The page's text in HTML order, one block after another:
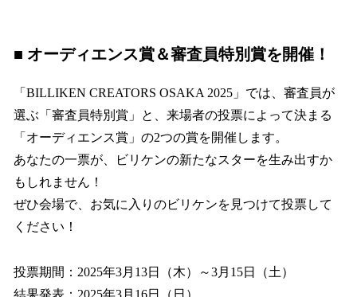
■ オーディエンス賞＆審査員特別賞を開催！
「BILLIKEN CREATORS OSAKA 2025」では、審査員が
選ぶ「審査員特別賞」と、来場者の投票によって決まる
「オーディエンス賞」の2つの賞を開催します。
あなたの一票が、ビリケンの新たなスターを生み出すか
もしれません！
ぜひ会場で、お気に入りのビリケンを見つけて投票して
ください！
投票期間：2025年3月13日（木）～3月15日（土）